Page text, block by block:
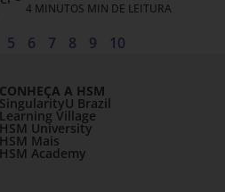
4 MINUTOS MIN DE LEITURA
5 6 7 8 9 10
CONHEÇA A HSM
SingularityU Brazil
Learning Village
HSM University
HSM Mais
HSM Academy